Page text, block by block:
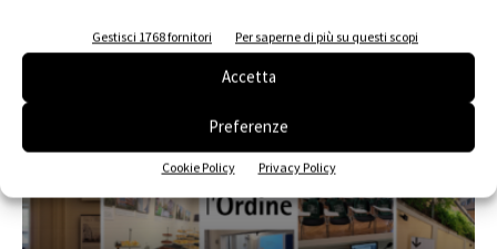
Gestisci 1768 fornitori Per saperne di più su questi scopi
Accetta
Preferenze
Cookie Policy Privacy Policy